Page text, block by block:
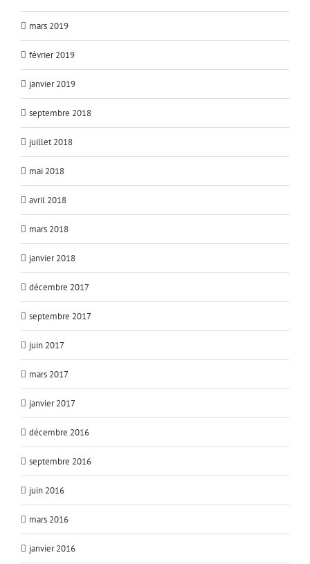
mars 2019
février 2019
janvier 2019
septembre 2018
juillet 2018
mai 2018
avril 2018
mars 2018
janvier 2018
décembre 2017
septembre 2017
juin 2017
mars 2017
janvier 2017
décembre 2016
septembre 2016
juin 2016
mars 2016
janvier 2016